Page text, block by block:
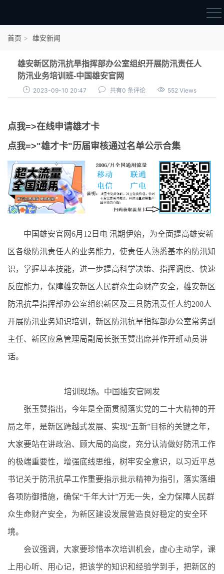
点我申领雄才卡
审核通过公示
首页 雄安新闻
雄安新区防汛抗旱指挥部办公室组织开展防汛责任人
防汛业务培训班-中国雄安官网
2023-09-10 20:47 共有0 条评论 552 Views
点我=>在线申请雄才卡
点我=>"雄才卡"历届审核通过名单公示合集
中国雄安官网6月12日电 汛期伊始，为全面提高雄安新
区各级防汛责任人的业务能力，使责任人熟悉基本的防汛知
识，掌握基本技能，进一步提高科学决策、指挥调度、快速
反应能力，保障雄安新区人民群众生命财产安全，雄安新区
防汛抗旱指挥部办公室组织新区及三县防汛责任人约200人
开展防汛业务知识培训，新区防汛抗旱指挥部办公室常务副
主任、新区应急管理局副局长张玉赞出席并作开班动员讲
话。
培训现场。中国雄安官网发
张玉赞指出，今年是全面贯彻落实党的二十大精神的开
局之年，是新区跨越式发展、实现“五新”目标的关键之年，
大家要站在讲政治、顾大局的高度，充分认清做好防汛工作
的极端重要性，增强底线思维，树牢安全意识，以习近平总
书记关于防汛抗旱工作重要指示批示精神为指引，落实落细
各项防御措施，确保“千年大计”万无一失，全力保障人民群
众生命财产安全，为新区建设发展营造良好稳定的安全环
境。
会议强调，大家要珍惜本次培训机会，虚心主动学，课
上用心听、用心记，把该学的知识和经验学到手，把新区的